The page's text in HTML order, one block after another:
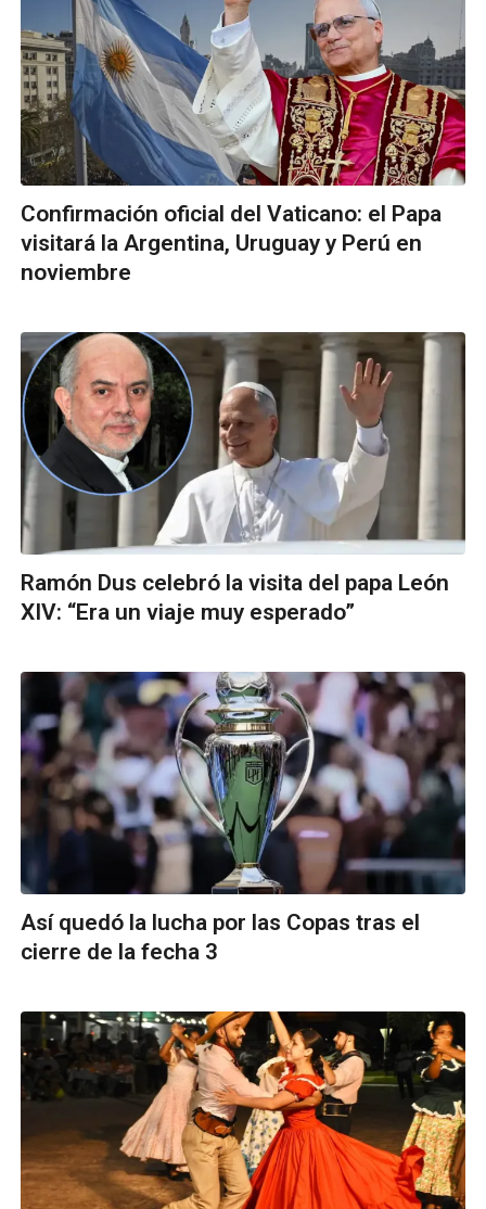
Confirmación oficial del Vaticano: el Papa
visitará la Argentina, Uruguay y Perú en
noviembre
Ramón Dus celebró la visita del papa León
XIV: “Era un viaje muy esperado”
Así quedó la lucha por las Copas tras el
cierre de la fecha 3